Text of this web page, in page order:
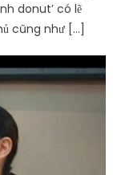
donut’ có lẽ
cũng như […]